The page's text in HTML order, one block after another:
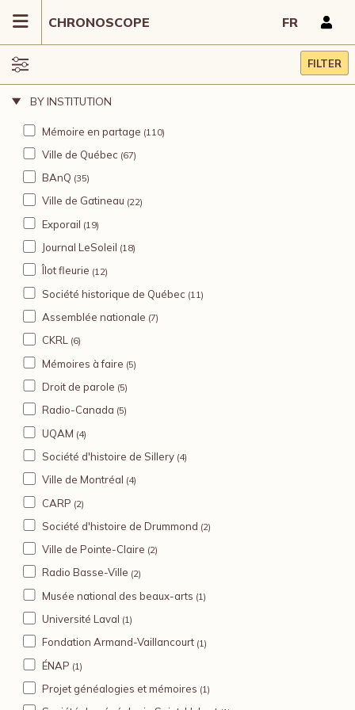
CHRONOSCOPE FR
FILTER
BY INSTITUTION
Mémoire en partage (110)
Ville de Québec (67)
BAnQ (35)
Ville de Gatineau (22)
Exporail (19)
Journal LeSoleil (18)
Îlot fleurie (12)
Société historique de Québec (11)
Assemblée nationale (7)
CKRL (6)
Mémoires à faire (5)
Droit de parole (5)
Radio-Canada (5)
UQAM (4)
Société d'histoire de Sillery (4)
Ville de Montréal (4)
CARP (2)
Société d'histoire de Drummond (2)
Ville de Pointe-Claire (2)
Radio Basse-Ville (2)
Musée national des beaux-arts (1)
Université Laval (1)
Fondation Armand-Vaillancourt (1)
ÉNAP (1)
Projet généalogies et mémoires (1)